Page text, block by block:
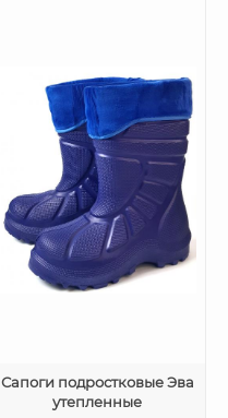
Сапоги подростковые Эва
утепленные